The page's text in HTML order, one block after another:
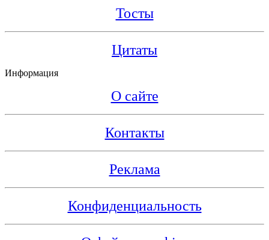
Тосты
Цитаты
Информация
О сайте
Контакты
Реклама
Конфиденциальность